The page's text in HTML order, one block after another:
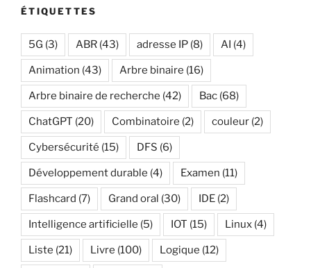
ÉTIQUETTES
5G (3) ABR (43) adresse IP (8) AI (4)
Animation (43) Arbre binaire (16)
Arbre binaire de recherche (42) Bac (68)
ChatGPT (20) Combinatoire (2) couleur (2)
Cybersécurité (15) DFS (6)
Développement durable (4) Examen (11)
Flashcard (7) Grand oral (30) IDE (2)
Intelligence artificielle (5) IOT (15) Linux (4)
Liste (21) Livre (100) Logique (12)